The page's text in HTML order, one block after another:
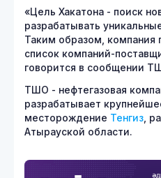
«Цель Хакатона - поиск
разрабатывать
Таким образом, компания
список компаний-
говорится в сообщении
ТШО - нефтегазовая
разрабатывает
месторождение Тенгиз ,
Атырауской области.